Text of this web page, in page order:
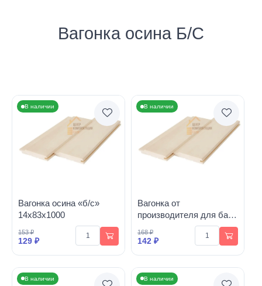
Вагонка осина Б/С
В наличии
Вагонка осина «б/с»
14х83х1000
153 ₽
129 ₽
В наличии
Вагонка от
производителя для бани
«б/с» 14х83х1100
168 ₽
142 ₽
В наличии В наличии